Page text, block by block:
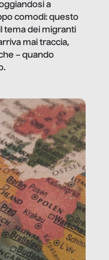
a
comodi: questo
tema dei migranti
mai traccia,
– quando